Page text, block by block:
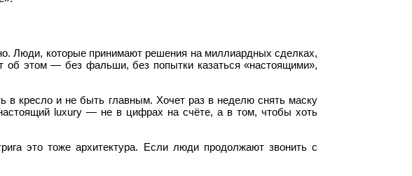
Люди, которые принимают решения на миллиардных сделках,
об этом — без фальши, без попытки казаться «настоящими»,
в кресло и не быть главным. Хочет раз в неделю снять маску
luxury — не в цифрах на счёте, а в том, чтобы хоть
это тоже архитектура. Если люди продолжают звонить с